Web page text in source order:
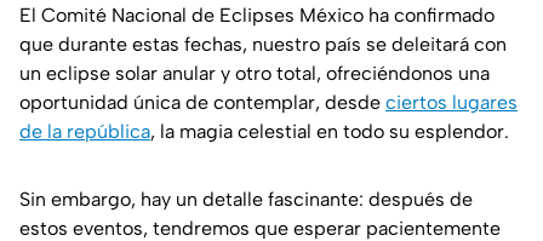
El Comité Nacional de Eclipses México ha confirmado
que durante estas fechas, nuestro país se deleitará con
un eclipse solar anular y otro total, ofreciéndonos una
oportunidad única de contemplar, desde ciertos lugares
de la república, la magia celestial en todo su esplendor.
Sin embargo, hay un detalle fascinante: después de
estos eventos, tendremos que esperar pacientemente